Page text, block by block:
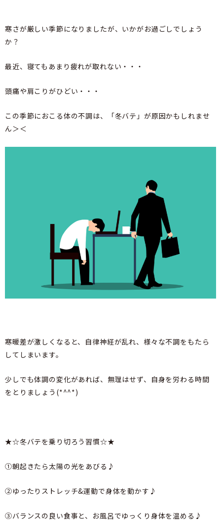
寒さが厳しい季節になりましたが、いかがお過ごしでしょう
か？
最近、寝てもあまり疲れが取れない・・・
頭痛や肩こりがひどい・・・
この季節におこる体の不調は、「冬バテ」が原因かもしれませ
ん＞＜
寒暖差が激しくなると、自律神経が乱れ、様々な不調をもたら
してしまいます。
少しでも体調の変化があれば、無理はせず、自身を労わる時間
をとりましょう(*^^*)
★☆冬バテを乗り切ろう習慣☆★
①朝起きたら太陽の光をあびる♪
➁ゆったりストレッチ&運動で身体を動かす♪
③バランスの良い食事と、お風呂でゆっくり身体を温める♪